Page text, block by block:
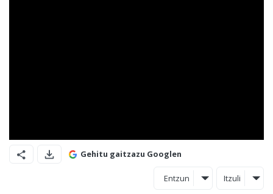
Gehitu gaitzazu Googlen
Entzun Itzuli